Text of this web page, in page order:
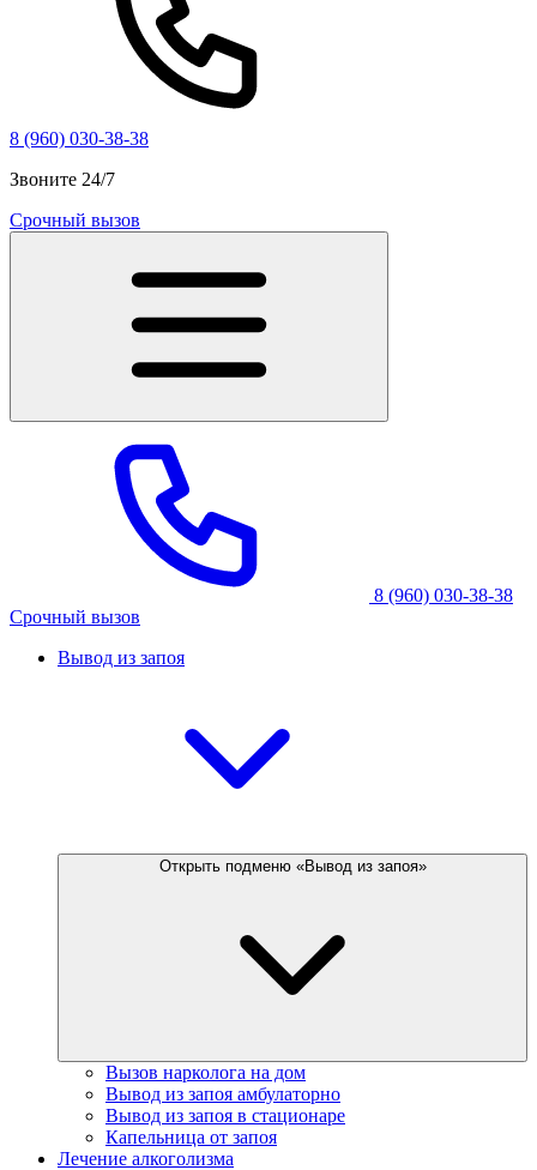
8 (960) 030-38-38
Звоните 24/7
Срочный вызов
8 (960) 030-38-38
Срочный вызов
Вывод из запоя
Открыть подменю «Вывод из запоя»
Вызов нарколога на дом
Вывод из запоя амбулаторно
Вывод из запоя в стационаре
Капельница от запоя
Лечение алкоголизма